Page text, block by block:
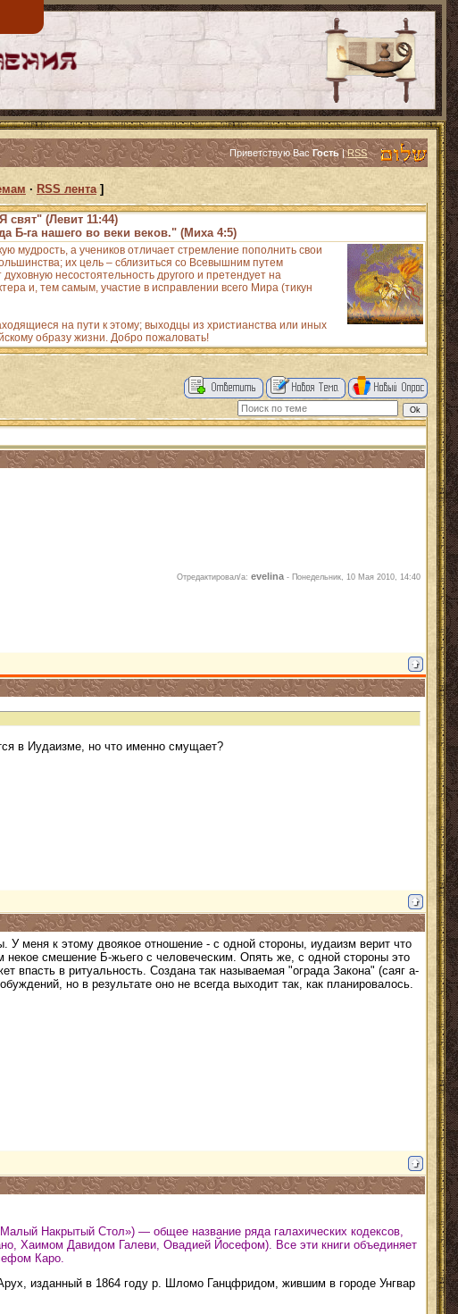
Приветствую Вас Гость|RSS
· RSS лента]
свят" (Левит 11:44)
Б-га нашего во веки веков." (Миха 4:5)
мудрость, а учеников отличает стремление пополнить свои
их цель – сблизиться со Всевышним путем
несостоятельность другого и претендует на
и, тем самым, участие в исправлении всего Мира (тикун
на пути к этому; выходцы из христианства или иных
образу жизни. Добро пожаловать!
Отредактировал/а:evelina - Понедельник, 10 Мая 2010, 14:40
в Иудаизме, но что именно смущает?
У меня к этому двоякое отношение - с одной стороны, иудаизм верит что
смешение Б-жьего с человеческим. Опять же, с одной стороны это
впасть в ритуальность. Создана так называемая "ограда Закона" (саяг а-
но в результате оно не всегда выходит так, как планировалось.
Хаимом Давидом Галеви, Овадией Йосефом). Все эти книги объединяет
Каро.
изданный в 1864 году р. Шломо Ганцфридом, жившим в городе Унгвар